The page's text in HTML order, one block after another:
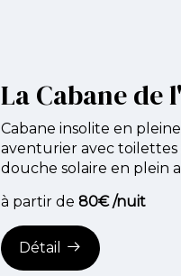
La Cabane de
Cabane insolite en
aventurier avec toilettes
douche solaire en plein
à partir de 80€ /nuit
Détail